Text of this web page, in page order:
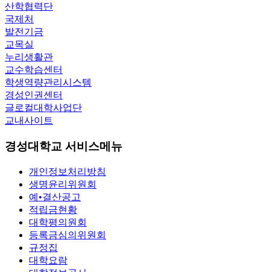
산학협력단
국제처
발전기금
교목실
누리생활관
교수학습센터
학생역량관리시스템
경성인권센터
글로컬대학사업단
교내사이트
경성대학교 서비스메뉴
개인정보처리방침
생명윤리위원회
예•결산공고
적립금현황
대학평의원회
등록금심의위원회
규정집
대학요람